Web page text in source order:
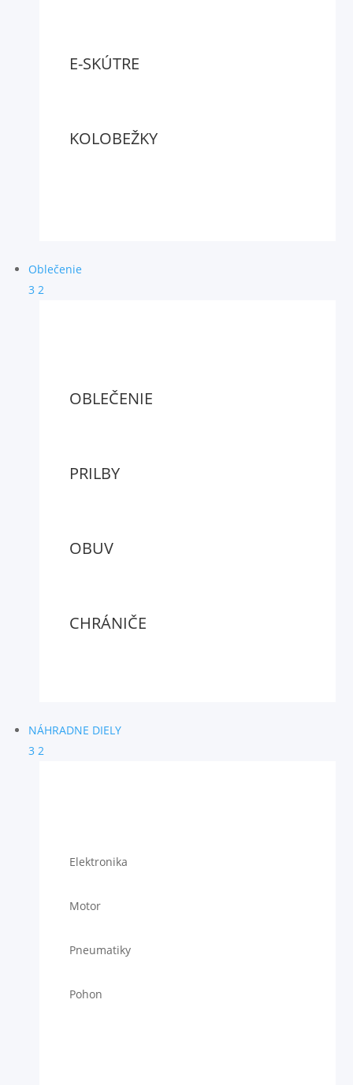
E-SKÚTRE
KOLOBEŽKY
Oblečenie
3 2
OBLEČENIE
PRILBY
OBUV
CHRÁNIČE
NÁHRADNE DIELY
3 2
Elektronika
Motor
Pneumatiky
Pohon